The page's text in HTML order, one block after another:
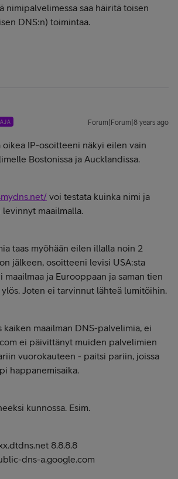
nimipalvelimessa saa häiritä toisen
DNS:n) toimintaa.
Forum|Forum|8 years ago
IP-osoitteeni näkyi eilen vain
Bostonissa ja Aucklandissa.
voi testata kuinka nimi ja
levinnyt maailmalla.
taas myöhään eilen illalla noin 2
jälkeen, osoitteeni levisi USA:sta
ja Eurooppaan ja saman tien
Joten ei tarvinnut lähteä lumitöihin.
kaiken maailman DNS-palvelimia, ei
ei päivittänyt muiden palvelimien
vuorokauteen - paitsi pariin, joissa
happanemisaika.
kunnossa. Esim.
8.8.8.8
dns-a.google.com